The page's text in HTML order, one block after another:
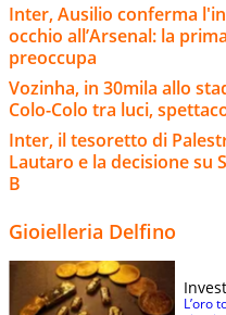
Inter, Ausilio conferma
occhio all’Arsenal: la
preoccupa
Vozinha, in 30mila allo
Colo-Colo tra luci,
Inter, il tesoretto di
Lautaro e la decisione su
B
Gioielleria Delfino
L’oro